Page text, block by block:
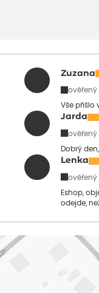
zvládnou horké a
se podívat, které to jsou.
Zuzana
ověřený
Vše přišlo
Jarda
ověřený
Dobrý
Lenka
ověřený
Eshop,
odejde,